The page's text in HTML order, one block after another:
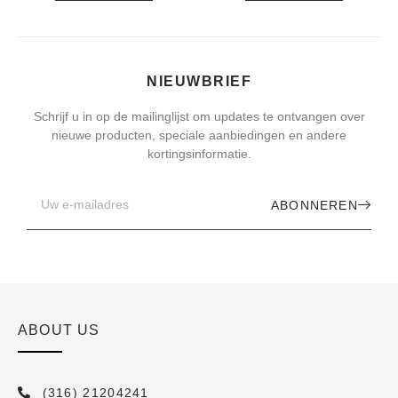
NIEUWBRIEF
Schrijf u in op de mailinglijst om updates te ontvangen over
nieuwe producten, speciale aanbiedingen en andere
kortingsinformatie.
ABONNEREN
ABOUT US
(316) 21204241